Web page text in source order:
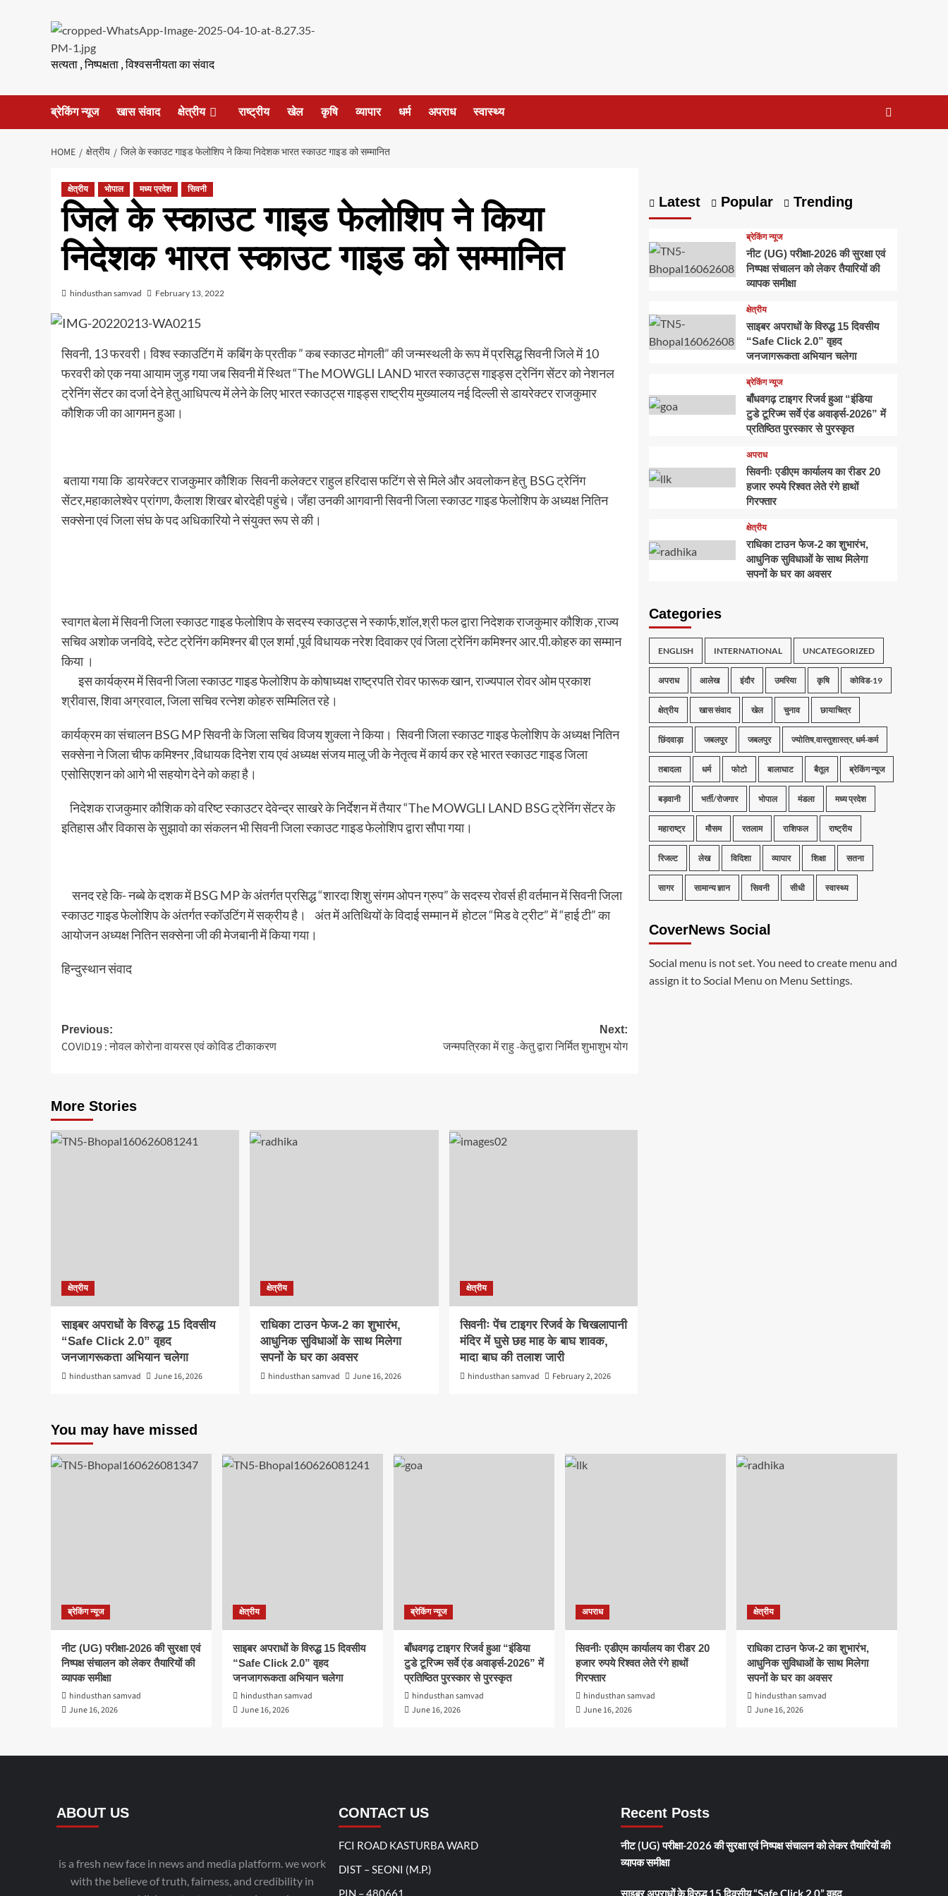
सत्यता , निष्पक्षता , विश्वसनीयता का संवाद
ब्रेकिंग न्यूज खास संवाद क्षेत्रीय राष्ट्रीय खेल कृषि व्यापार धर्म अपराध स्वास्थ्य
HOME क्षेत्रीय जिले के स्काउट गाइड फेलोशिप ने किया निदेशक भारत स्काउट गाइड को सम्मानित
क्षेत्रीय भोपाल मध्य प्रदेश सिवनी
जिले के स्काउट गाइड फेलोशिप ने किया
निदेशक भारत स्काउट गाइड को सम्मानित
hindusthan samvad February 13, 2022
सिवनी, 13 फरवरी। विश्व स्काउटिंग में कबिंग के प्रतीक ” कब स्काउट मोगली” की जन्मस्थली के रूप में प्रसिद्ध सिवनी जिले में 10
फरवरी को एक नया आयाम जुड़ गया जब सिवनी में स्थित “The MOWGLI LAND भारत स्काउट्स गाइड्स ट्रेनिंग सेंटर को नेशनल
ट्रेनिंग सेंटर का दर्जा देने हेतु आधिपत्य में लेने के लिए भारत स्काउट्स गाइड्स राष्ट्रीय मुख्यालय नई दिल्ली से डायरेक्टर राजकुमार
कौशिक जी का आगमन हुआ।
बताया गया कि डायरेक्टर राजकुमार कौशिक सिवनी कलेक्टर राहुल हरिदास फटिंग से से मिले और अवलोकन हेतु BSG ट्रेनिंग
सेंटर,महाकालेश्वेर प्रांगण, कैलाश शिखर बोरदेही पहुंचे। जँहा उनकी आगवानी सिवनी जिला स्काउट गाइड फेलोशिप के अध्यक्ष नितिन
सक्सेना एवं जिला संघ के पद अधिकारियो ने संयुक्त रूप से की।
स्वागत बेला में सिवनी जिला स्काउट गाइड फेलोशिप के सदस्य स्काउट्स ने स्कार्फ,शॉल,श्री फल द्वारा निदेशक राजकुमार कौशिक ,राज्य
सचिव अशोक जनविदे, स्टेट ट्रेनिंग कमिश्नर बी एल शर्मा ,पूर्व विधायक नरेश दिवाकर एवं जिला ट्रेनिंग कमिश्नर आर.पी.कोहरु का सम्मान
किया ।
इस कार्यक्रम में सिवनी जिला स्काउट गाइड फेलोशिप के कोषाध्यक्ष राष्ट्रपति रोवर फारूक खान, राज्यपाल रोवर ओम प्रकाश
श्रीवास, शिवा अग्रवाल, जिला सचिव रत्नेश कोहरु सम्मिलित रहे।
कार्यक्रम का संचालन BSG MP सिवनी के जिला सचिव विजय शुक्ला ने किया। सिवनी जिला स्काउट गाइड फेलोशिप के अध्यक्ष नितिन
सक्सेना ने जिला चीफ कमिश्नर ,विधायक दिनेश राय एवं अध्यक्ष संजय मालू जी के नेतृत्व में कार्य कर रहे भारत स्काउट गाइड जिला
एसोसिएशन को आगे भी सहयोग देने को कहा है।
निदेशक राजकुमार कौशिक को वरिष्ट स्काउटर देवेन्द्र साखरे के निर्देशन में तैयार “The MOWGLI LAND BSG ट्रेनिंग सेंटर के
इतिहास और विकास के सुझावो का संकलन भी सिवनी जिला स्काउट गाइड फेलोशिप द्वारा सौपा गया।
सनद रहे कि- नब्बे के दशक में BSG MP के अंतर्गत प्रसिद्ध “शारदा शिशु संगम ओपन ग्रुप” के सदस्य रोवर्स ही वर्तमान में सिवनी जिला
स्काउट गाइड फेलोशिप के अंतर्गत स्कॉउटिंग में सक्रीय है। अंत में अतिथियों के विदाई सम्मान में होटल “मिड वे ट्रीट” में “हाई टी” का
आयोजन अध्यक्ष नितिन सक्सेना जी की मेजबानी में किया गया।
हिन्दुस्थान संवाद
Post
navigation
Previous:
COVID19 : नोवल कोरोना वायरस एवं कोविड टीकाकरण
Next:
जन्मपत्रिका में राहु -केतु द्वारा निर्मित शुभाशुभ योग
More Stories
क्षेत्रीय
साइबर अपराधों के विरुद्ध 15 दिवसीय
“Safe Click 2.0” वृहद
जनजागरूकता अभियान चलेगा
hindusthan samvad June 16, 2026
क्षेत्रीय
राधिका टाउन फेज-2 का शुभारंभ,
आधुनिक सुविधाओं के साथ मिलेगा
सपनों के घर का अवसर
hindusthan samvad June 16, 2026
क्षेत्रीय
सिवनीः पेंच टाइगर रिजर्व के चिखलापानी
मंदिर में घुसे छह माह के बाघ शावक,
मादा बाघ की तलाश जारी
hindusthan samvad February 2, 2026
Latest Popular Trending
ब्रेकिंग न्यूज
नीट (UG) परीक्षा-2026 की सुरक्षा एवं
निष्पक्ष संचालन को लेकर तैयारियों की
व्यापक समीक्षा
क्षेत्रीय
साइबर अपराधों के विरुद्ध 15 दिवसीय
“Safe Click 2.0” वृहद
जनजागरूकता अभियान चलेगा
ब्रेकिंग न्यूज
बाँधवगढ़ टाइगर रिजर्व हुआ “इंडिया
टुडे टूरिज्म सर्वे एंड अवार्ड्स-2026” में
प्रतिष्ठित पुरस्कार से पुरस्कृत
अपराध
सिवनीः एडीएम कार्यालय का रीडर 20
हजार रुपये रिश्वत लेते रंगे हाथों
गिरफ्तार
क्षेत्रीय
राधिका टाउन फेज-2 का शुभारंभ,
आधुनिक सुविधाओं के साथ मिलेगा
सपनों के घर का अवसर
Categories
ENGLISH INTERNATIONAL UNCATEGORIZED
अपराध आलेख इंदौर उमरिया कृषि कोविड-19
क्षेत्रीय खास संवाद खेल चुनाव छायाचित्र
छिंदवाड़ा जबलपुर जबलपुर ज्योतिष,वास्तुशास्त्र, धर्म-कर्म
तबादला धर्म फोटो बालाघाट बैतूल ब्रेकिंग न्यूज
बड़वानी भर्ती/रोजगार भोपाल मंडला मध्य प्रदेश
महाराष्ट्र मौसम रतलाम राशिफल राष्ट्रीय
रिजल्ट लेख विदिशा व्यापार शिक्षा सतना
सागर सामान्य ज्ञान सिवनी सीधी स्वास्थ्य
CoverNews Social
Social menu is not set. You need to create menu and
assign it to Social Menu on Menu Settings.
You may have missed
ब्रेकिंग न्यूज
नीट (UG) परीक्षा-2026 की सुरक्षा एवं
निष्पक्ष संचालन को लेकर तैयारियों की
व्यापक समीक्षा
hindusthan samvad
June 16, 2026
क्षेत्रीय
साइबर अपराधों के विरुद्ध 15 दिवसीय
“Safe Click 2.0” वृहद
जनजागरूकता अभियान चलेगा
hindusthan samvad
June 16, 2026
ब्रेकिंग न्यूज
बाँधवगढ़ टाइगर रिजर्व हुआ “इंडिया
टुडे टूरिज्म सर्वे एंड अवार्ड्स-2026” में
प्रतिष्ठित पुरस्कार से पुरस्कृत
hindusthan samvad
June 16, 2026
अपराध
सिवनीः एडीएम कार्यालय का रीडर 20
हजार रुपये रिश्वत लेते रंगे हाथों
गिरफ्तार
hindusthan samvad
June 16, 2026
क्षेत्रीय
राधिका टाउन फेज-2 का शुभारंभ,
आधुनिक सुविधाओं के साथ मिलेगा
सपनों के घर का अवसर
hindusthan samvad
June 16, 2026
ABOUT US
is a fresh new face in news and media platform. we work
with the believe of truth, fairness, and credibility in
CONTACT US
FCI ROAD KASTURBA WARD
DIST – SEONI (M.P.)
Recent Posts
नीट (UG) परीक्षा-2026 की सुरक्षा एवं निष्पक्ष संचालन को लेकर तैयारियों की
व्यापक समीक्षा